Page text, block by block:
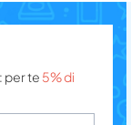
per te 5% di